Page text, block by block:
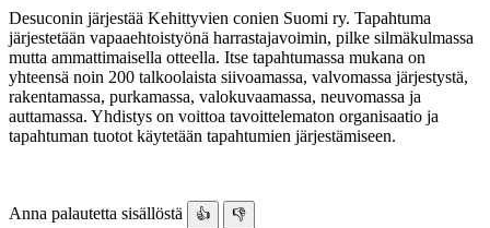
Desuconin järjestää Kehittyvien conien Suomi ry. Tapahtuma
järjestetään vapaaehtoistyönä harrastajavoimin, pilke silmäkulmassa
mutta ammattimaisella otteella. Itse tapahtumassa mukana on
yhteensä noin 200 talkoolaista siivoamassa, valvomassa järjestystä,
rakentamassa, purkamassa, valokuvaamassa, neuvomassa ja
auttamassa. Yhdistys on voittoa tavoittelematon organisaatio ja
tapahtuman tuotot käytetään tapahtumien järjestämiseen.
Anna palautetta sisällöstä 👍 👎